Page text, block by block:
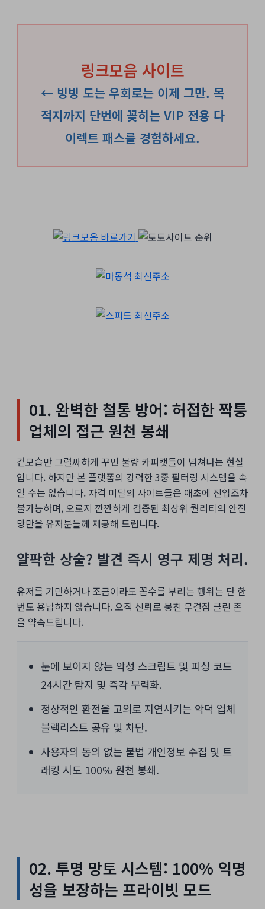
링크모음 사이트
← 빙빙 도는 우회로는 이제 그만. 목
적지까지 단번에 꽂히는 VIP 전용 다
이렉트 패스를 경험하세요.
01. 완벽한 철통 방어: 허접한 짝퉁
업체의 접근 원천 봉쇄
겉모습만 그럴싸하게 꾸민 불량 카피캣들이 넘쳐나는 현실
입니다. 하지만 본 플랫폼의 강력한 3중 필터링 시스템을 속
일 수는 없습니다. 자격 미달의 사이트들은 애초에 진입조차
불가능하며, 오로지 깐깐하게 검증된 최상위 퀄리티의 안전
망만을 유저분들께 제공해 드립니다.
얄팍한 상술? 발견 즉시 영구 제명 처리.
유저를 기만하거나 조금이라도 꼼수를 부리는 행위는 단 한
번도 용납하지 않습니다. 오직 신뢰로 뭉친 무결점 클린 존
을 약속드립니다.
눈에 보이지 않는 악성 스크립트 및 피싱 코드
24시간 탐지 및 즉각 무력화.
정상적인 환전을 고의로 지연시키는 악덕 업체
블랙리스트 공유 및 차단.
사용자의 동의 없는 불법 개인정보 수집 및 트
래킹 시도 100% 원천 봉쇄.
02. 투명 망토 시스템: 100% 익명
성을 보장하는 프라이빗 모드